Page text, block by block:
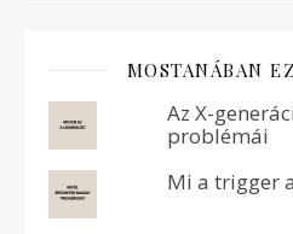
MOSTANÁBAN
Az X-
problémái
Mi a trigger